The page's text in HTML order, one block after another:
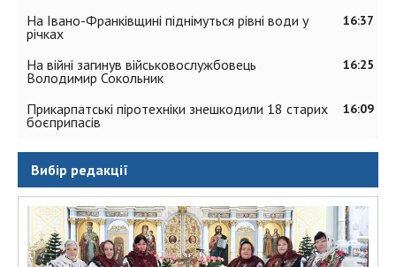
16:37
На Івано-Франківщині піднімуться рівні води у
річках
16:25
На війні загинув військовослужбовець
Володимир Сокольник
16:09
Прикарпатські піротехніки знешкодили 18 старих
боєприпасів
Вибір редакції